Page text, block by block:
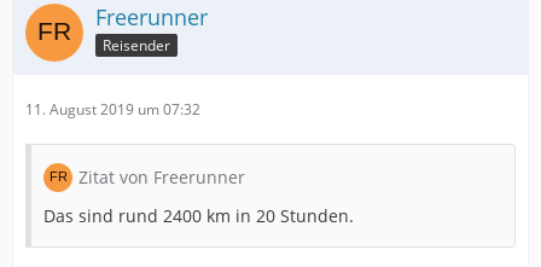
Freerunner
Reisender
11. August 2019 um 07:32
Zitat von Freerunner
Das sind rund 2400 km in 20 Stunden.